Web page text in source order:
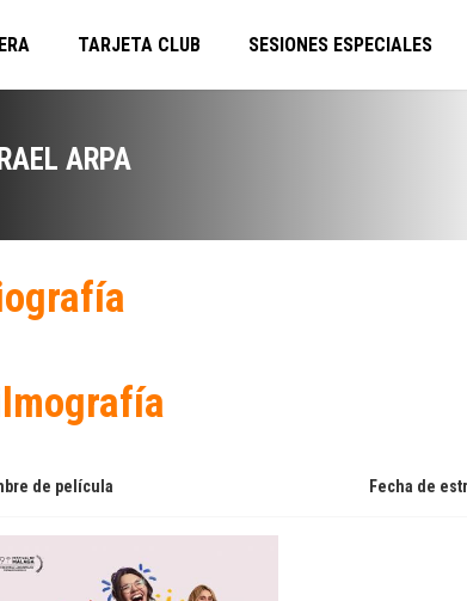
TARJETA CLUB SESIONES ESPECIALES
ARPA
de película Fecha de